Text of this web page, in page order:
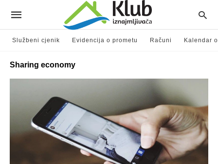
Službeni cjenik Evidencija o prometu Računi Kalendar
Sharing economy